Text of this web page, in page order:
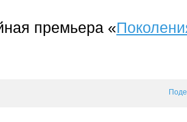
премьера «